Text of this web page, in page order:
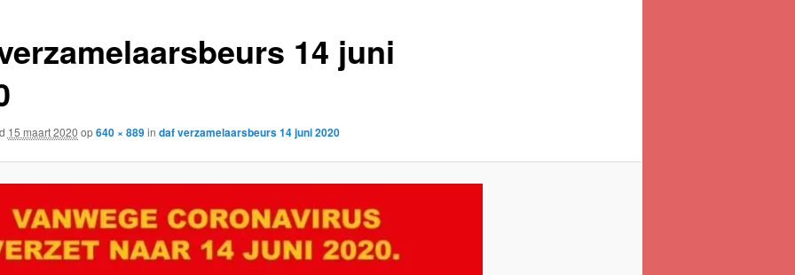
14 juni
15 maart 2020 op640 × 889in daf verzamelaarsbeurs 14 juni 2020